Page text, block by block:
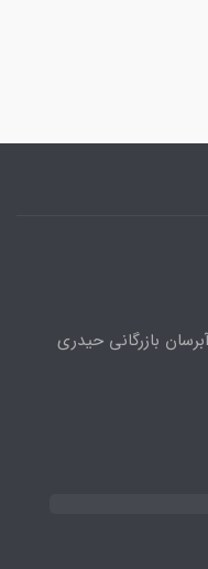
بازرگانی حیدری